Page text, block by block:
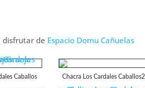
disfrutar de Espacio Domu Cañuelas
Caballos Chacra Los Cardales Caballos2